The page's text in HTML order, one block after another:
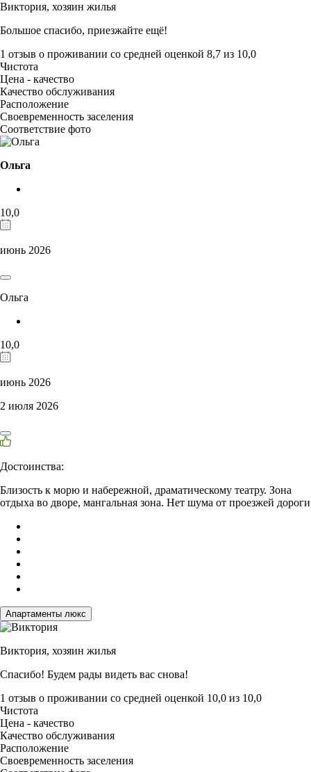
Виктория, хозяин жилья
Большое спасибо, приезжайте ещё!
1 отзыв о проживании со средней оценкой 8,7 из 10,0
Чистота
Цена - качество
Качество обслуживания
Расположение
Своевременность заселения
Соответствие фото
Ольга
10,0
июнь 2026
Ольга
10,0
июнь 2026
2 июля 2026
Достоинства:
Близость к морю и набережной, драматическому театру. Зона
отдыха во дворе, мангальная зона. Нет шума от проезжей дороги
Апартаменты люкс
Виктория, хозяин жилья
Спасибо! Будем рады видеть вас снова!
1 отзыв о проживании со средней оценкой 10,0 из 10,0
Чистота
Цена - качество
Качество обслуживания
Расположение
Своевременность заселения